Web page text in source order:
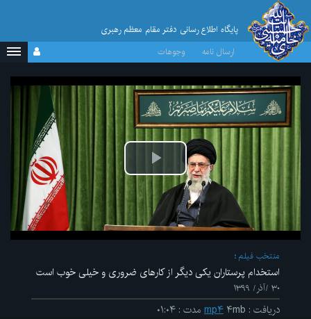
پایگاه اطلاع رسانی دفتر مقام معظم رهبری
ارسال نامه
وجوهات
پخش
ویدیو
منتخب فیلم
استخدام پرستاران یکی دیگر از کارهای ضروری و خیلی خوب است
۳۰ /آذر/ ۱۳۹۹
دریافت : mp۴ ۴mb مدت : ۰۱:۰۴